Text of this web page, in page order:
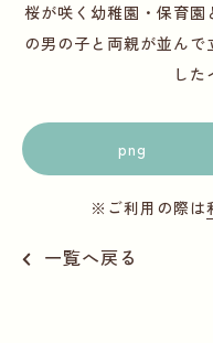
桜が咲く幼稚園・保育
の男の子と両親が並ん
した
png
※ご利用の際は
一覧へ戻る